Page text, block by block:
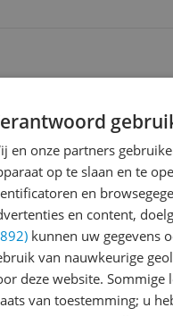
en onze partners
op te slaan en te
en
en content,
kunnen uw gegevens
van nauwkeurige
deze website. Sommige
van toestemming; u